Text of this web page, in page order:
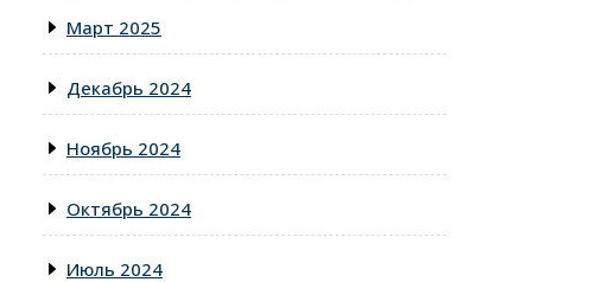
Март 2025
Декабрь 2024
Ноябрь 2024
Октябрь 2024
Июль 2024